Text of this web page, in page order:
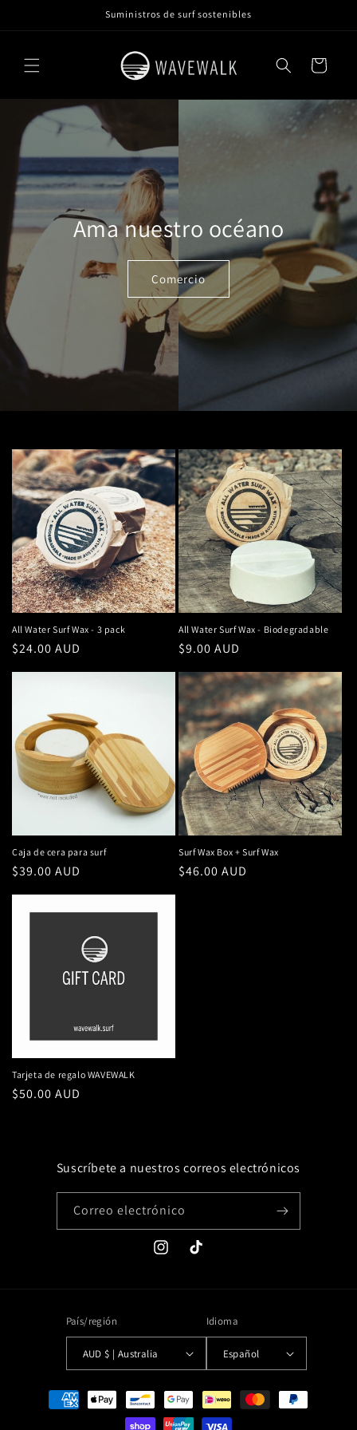
Suministros de surf sostenibles
Carrito
Ama nuestro océano
Comercio
All Water Surf Wax - 3 pack
Precio
$24.00 AUD
All Water Surf Wax - Biodegradable
Precio
$9.00 AUD
Caja de cera para surf
Precio
$39.00 AUD
Surf Wax Box + Surf Wax
Precio
$46.00 AUD
Tarjeta de regalo WAVEWALK
Precio
$50.00 AUD
Suscríbete a nuestros correos electrónicos
Correo electrónico
InstagramTikTok
País/región
AUD $ | Australia
Idioma
Español
Formas